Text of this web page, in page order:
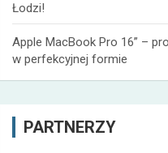
Łodzi!
Apple MacBook Pro 16” –
w perfekcyjnej formie
PARTNERZY